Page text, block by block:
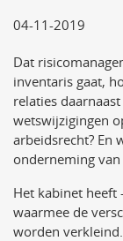
04-11-2019
Dat
inventaris gaat,
relaties
wetswijzigingen
arbeidsrecht? En
onderneming
Het kabinet heeft
waarmee de
worden